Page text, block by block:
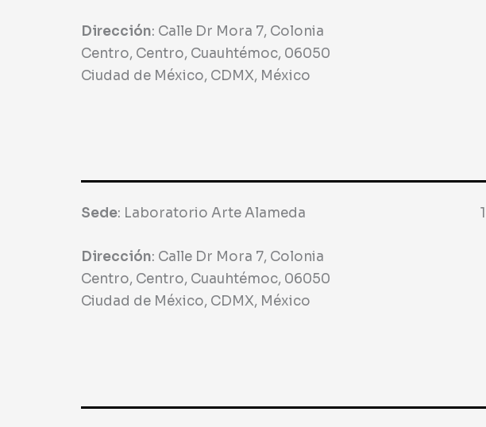
Dirección: Calle Dr Mora 7, Colonia
Centro, Centro, Cuauhtémoc, 06050
Ciudad de México, CDMX, México
Sede: Laboratorio Arte Alameda
Dirección: Calle Dr Mora 7, Colonia
Centro, Centro, Cuauhtémoc, 06050
Ciudad de México, CDMX, México